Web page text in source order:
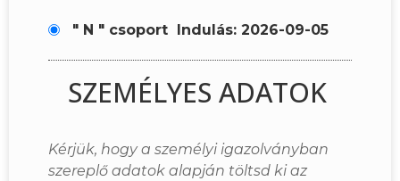
" N " csoport Indulás: 2026-09-05
SZEMÉLYES ADATOK
Kérjük, hogy a személyi igazolványban
szereplő adatok alapján töltsd ki az